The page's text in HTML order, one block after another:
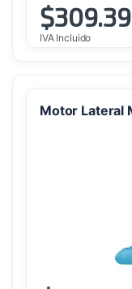
$
IVA Incluido
Motor Lateral